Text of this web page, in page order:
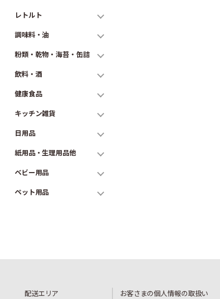
レトルト
調味料・油
粉類・乾物・海苔・缶詰
飲料・酒
健康食品
キッチン雑貨
日用品
紙用品・生理用品他
ベビー用品
ペット用品
配送エリア
お客さまの個人情報の取扱い